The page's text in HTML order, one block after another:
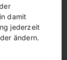
damit
jederzeit
ändern.